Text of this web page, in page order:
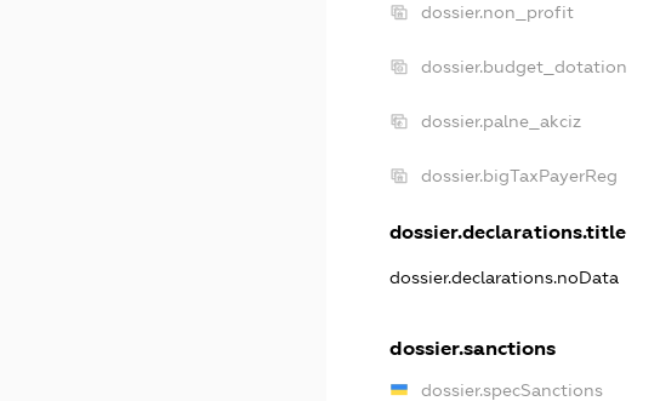
dossier.non_profit
dossier.budget_dotation
dossier.palne_akciz
dossier.bigTaxPayerReg
dossier.declarations.title
dossier.declarations.noData
dossier.sanctions
dossier.specSanctions